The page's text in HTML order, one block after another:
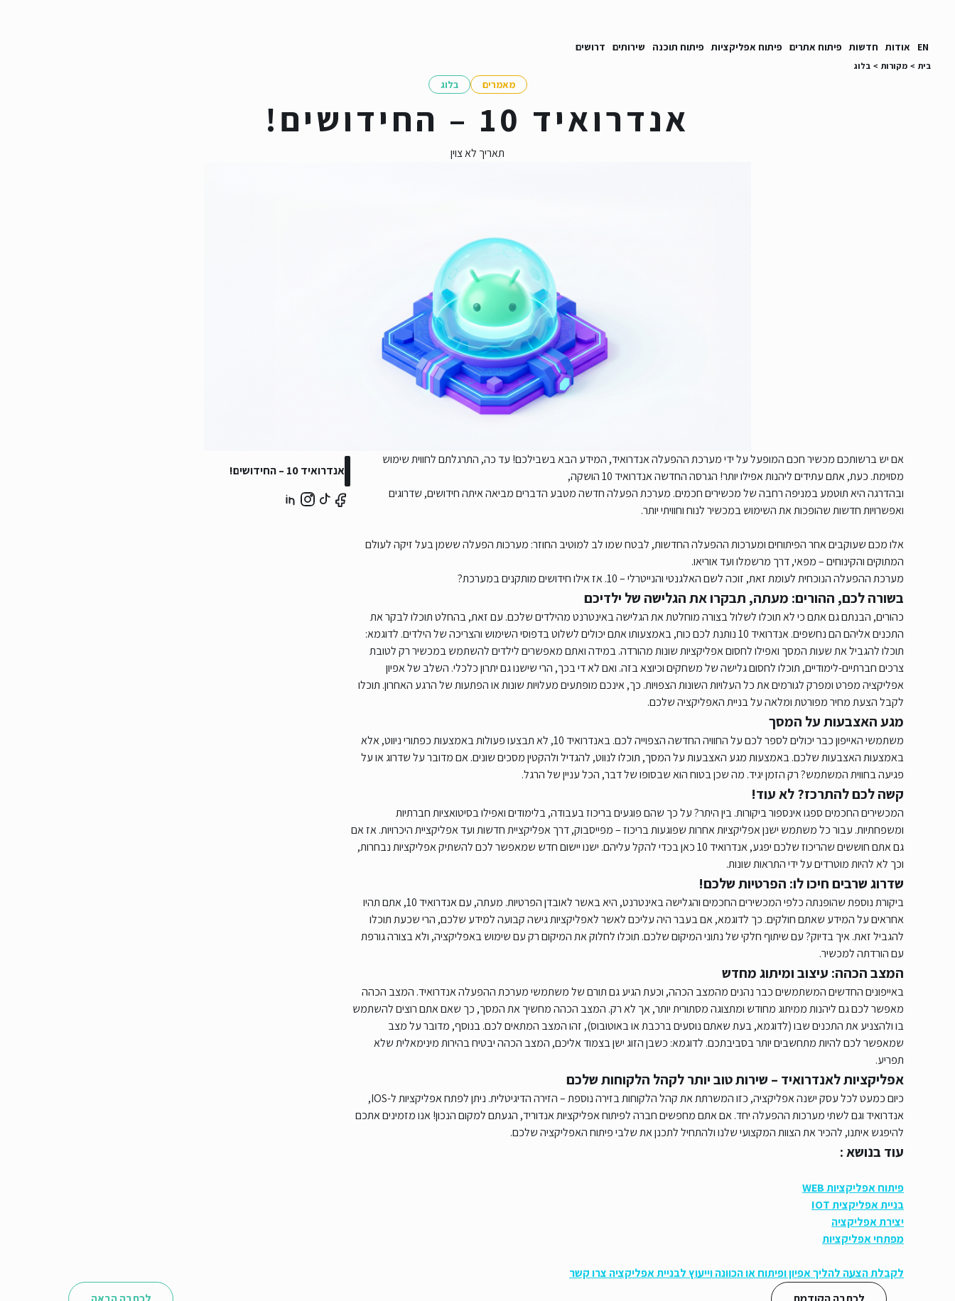
דרושים שירותים פיתוח תוכנה פיתוח אפליקציות פיתוח אתרים חדשות אודות EN
בלוג > מקורות > בית
בלוג מאמרים
אנדרואיד 10 – החידושים!
תאריך לא צוין
אנדרואיד 10 – החידושים!
אם יש ברשותכם מכשיר חכם המופעל על ידי מערכת ההפעלה אנדרואיד, המידע הבא בשבילכם! עד כה, התרגלתם לחווית שימוש
מסוימת. כעת, אתם עתידים ליהנות אפילו יותר! הגרסה החדשה אנדרואיד 10 הושקה,
ובהדרגה היא תוטמע במניפה רחבה של מכשירים חכמים. מערכת הפעלה חדשה מטבע הדברים מביאה איתה חידושים, שדרוגים
ואפשרויות חדשות שהופכות את השימוש במכשיר לנוח וחוויתי יותר.
אלו מכם שעוקבים אחר הפיתוחים ומערכות ההפעלה החדשות, לבטח שמו לב למוטיב החוזר: מערכות הפעלה ששמן בעל זיקה לעולם
המתוקים והקינוחים – מפאי, דרך מרשמלו ועד אוריאו.
מערכת ההפעלה הנוכחית לעומת זאת, זוכה לשם האלגנטי והנייטרלי – 10. אז אילו חידושים מותקנים במערכת?
בשורה לכם, ההורים: מעתה, תבקרו את הגלישה של ילדיכם
כהורים, הבנתם גם אתם כי לא תוכלו לשלול בצורה מוחלטת את הגלישה באינטרנט מהילדים שלכם. עם זאת, בהחלט תוכלו לבקר את
התכנים אליהם הם נחשפים. אנדרואיד 10 נותנת לכם כוח, באמצעותו אתם יכולים לשלוט בדפוסי השימוש והצריכה של הילדים. לדוגמא:
תוכלו להגביל את שעות המסך ואפילו לחסום אפליקציות שונות מהורדה. במידה ואתם מאפשרים לילדים להשתמש במכשיר רק לטובת
צרכים חברתיים-לימודיים, תוכלו לחסום גלישה של משחקים וכיוצא בזה. ואם לא די בכך, הרי שישנו גם יתרון כלכלי. השלב של אפיון
אפליקציה מפרט ומפרק לגורמים את כל העלויות השונות הצפויות. כך, אינכם מופתעים מעלויות שונות או הפתעות של הרגע האחרון. תוכלו
לקבל הצעת מחיר מפורטת ומלאה על בניית האפליקציה שלכם.
מגע האצבעות על המסך
משתמשי האייפון כבר יכולים לספר לכם על החוויה החדשה הצפוייה לכם. באנדרואיד 10, לא תבצעו פעולות באמצעות כפתורי ניווט, אלא
באמצעות האצבעות שלכם. באמצעות מגע האצבעות על המסך, תוכלו לנווט, להגדיל ולהקטין מסכים שונים. אם מדובר על שדרוג או על
פגיעה בחווית המשתמש? רק הזמן יגיד. מה שכן בטוח הוא שבסופו של דבר, הכל עניין של הרגל.
קשה לכם להתרכז? לא עוד!
המכשירים החכמים ספגו אינספור ביקורות. בין היתר? על כך שהם פוגעים בריכוז בעבודה, בלימודים ואפילו בסיטואציות חברתיות
ומשפחתיות. עבור כל משתמש ישנן אפליקציות אחרות שפוגעות בריכוז – מפייסבוק, דרך אפליקציית חדשות ועד אפליקציית היכרויות. אז אם
גם אתם חוששים שהריכוז שלכם יפגע, אנדרואיד 10 כאן בכדי להקל עליהם. ישנו יישום חדש שמאפשר לכם להשתיק אפליקציות נבחרות,
וכך לא להיות מוטרדים על ידי התראות שונות.
שדרוג שרבים חיכו לו: הפרטיות שלכם!
ביקורת נוספת שהופנתה כלפי המכשירים החכמים והגלישה באינטרנט, היא באשר לאובדן הפרטיות. מעתה, עם אנדרואיד 10, אתם תהיו
אחראים על המידע שאתם חולקים. כך לדוגמא, אם בעבר היה עליכם לאשר לאפליקציות גישה קבועה למידע שלכם, הרי שכעת תוכלו
להגביל זאת. איך בדיוק? עם שיתוף חלקי של נתוני המיקום שלכם. תוכלו לחלוק את המיקום רק עם שימוש באפליקציה, ולא בצורה גורפת
עם הורדתה למכשיר.
המצב הכהה: עיצוב ומיתוג מחדש
באייפונים החדשים המשתמשים כבר נהנים מהמצב הכהה, וכעת הגיע גם תורם של משתמשי מערכת ההפעלה אנדרואיד. המצב הכהה
מאפשר לכם גם ליהנות ממיתוג מחודש ומתצוגה מסתורית יותר, אך לא רק. המצב הכהה מחשיך את המסך, כך שאם אתם רוצים להשתמש
בו ולהצניע את התכנים שבו (לדוגמא, בעת שאתם נוסעים ברכבת או באוטובוס), זהו המצב המתאים לכם. בנוסף, מדובר על מצב
שמאפשר לכם להיות מתחשבים יותר בסביבתכם. לדוגמא: כשבן הזוג ישן בצמוד אליכם, המצב הכהה יבטיח בהירות מינימאלית שלא
תפריע.
אפליקציות לאנדרואיד – שירות טוב יותר לקהל הלקוחות שלכם
כיום כמעט לכל עסק ישנה אפליקציה, כזו המשרתת את קהל הלקוחות בזירה נוספת – הזירה הדיגיטלית. ניתן לפתח אפליקציות ל-IOS,
אנדרואיד וגם לשתי מערכות ההפעלה יחד. אם אתם מחפשים חברה לפיתוח אפליקציות אנדוריד, הגעתם למקום הנכון! אנו מזמינים אתכם
להיפגש איתנו, להכיר את הצוות המקצועי שלנו ולהתחיל לתכנן את שלבי פיתוח האפליקציה שלכם.
עוד בנושא :
פיתוח אפליקציות WEB
בניית אפליקצית IOT
יצירת אפליקציה
מפתחי אפליקציות
לקבלת הצעה להליך אפיון ופיתוח או הכוונה וייעוץ לבניית אפליקציה צרו קשר